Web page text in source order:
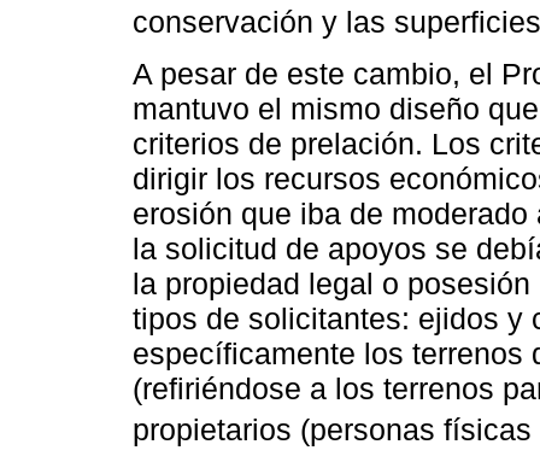
conservación y las
A pesar de este cambio, el
mantuvo el mismo diseño
criterios de prelación. Los
dirigir los recursos
erosión que iba de
la solicitud de apoyos se
la propiedad legal o
tipos de solicitantes: ejidos y
específicamente los terrenos
(refiriéndose a los terrenos
propietarios (personas